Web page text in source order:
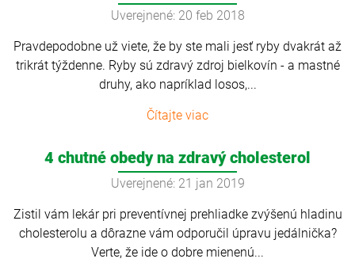
Uverejnené: 20 feb 2018
Pravdepodobne už viete, že by ste mali jesť ryby dvakrát až
trikrát týždenne. Ryby sú zdravý zdroj bielkovín - a mastné
druhy, ako napríklad losos,...
Čítajte viac
4 chutné obedy na zdravý cholesterol
Uverejnené: 21 jan 2019
Zistil vám lekár pri preventívnej prehliadke zvýšenú hladinu
cholesterolu a dôrazne vám odporučil úpravu jedálnička?
Verte, že ide o dobre mienenú...